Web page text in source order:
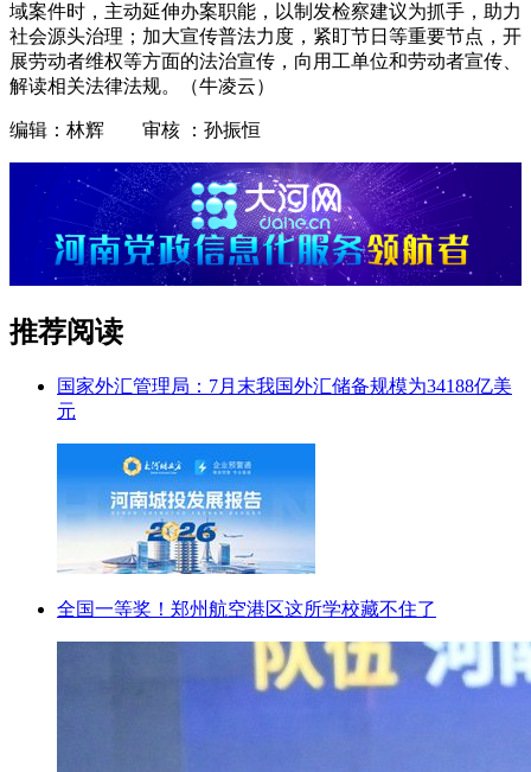
域案件时，主动延伸办案职能，以制发检察建议为抓手，助力
社会源头治理；加大宣传普法力度，紧盯节日等重要节点，开
展劳动者维权等方面的法治宣传，向用工单位和劳动者宣传、
解读相关法律法规。（牛凌云）
编辑：林辉 审核 ：孙振恒
推荐阅读
国家外汇管理局：7月末我国外汇储备规模为34188亿美
元
全国一等奖！郑州航空港区这所学校藏不住了